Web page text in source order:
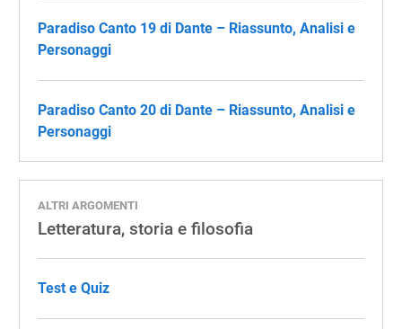
Paradiso Canto 19 di Dante – Riassunto, Analisi e
Personaggi
Paradiso Canto 20 di Dante – Riassunto, Analisi e
Personaggi
ALTRI ARGOMENTI
Letteratura, storia e filosofia
Test e Quiz